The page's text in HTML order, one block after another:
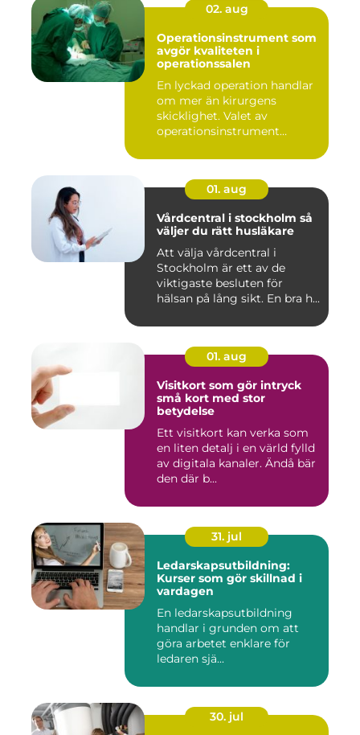
02. aug
Operationsinstrument som
avgör kvaliteten i
operationssalen
En lyckad operation handlar
om mer än kirurgens
skicklighet. Valet av
operationsinstrument
01. aug
Vårdcentral i stockholm så
väljer du rätt husläkare
Att välja vårdcentral i
Stockholm är ett av de
viktigaste besluten för
hälsan på lång sikt. En bra h...
01. aug
Visitkort som gör intryck
små kort med stor
betydelse
Ett visitkort kan verka som
en liten detalj i en värld fylld
av digitala kanaler. Ändå bär
den där b...
31. jul
Ledarskapsutbildning:
Kurser som gör skillnad i
vardagen
En ledarskapsutbildning
handlar i grunden om att
göra arbetet enklare för
ledaren sjä...
30. jul